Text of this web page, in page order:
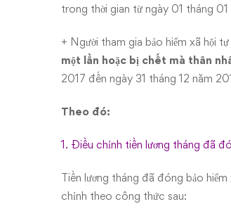
nhập
tháng
đã
đóng
BHXH
năm
2017
trong thời gian từ ngày 01 tháng
+ Người tham gia bảo hiểm xã hội tự
một lần hoặc bị chết mà thân
2017 đến ngày 31 tháng 12 năm
Theo đó:
1. Điều chỉnh tiền lương tháng đã
Tiền lương tháng đã đóng bảo
chỉnh theo công thức sau: